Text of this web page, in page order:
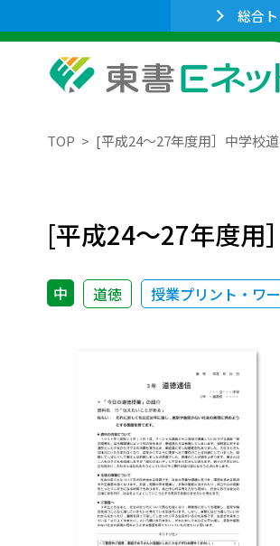
総合
TOP [平成24～27年度用］中学校
[平成24～27年度
中 道徳 授業プリント・ワ